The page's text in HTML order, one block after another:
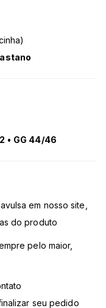
• GG 44/46
em nosso site,
do produto
pelo maior,
seu pedido